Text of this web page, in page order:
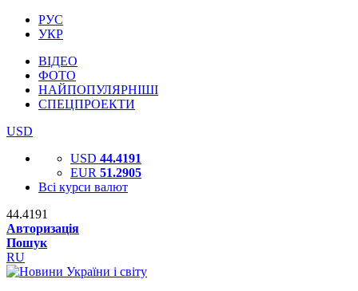
РУС
УКР
ВІДЕО
ФОТО
НАЙПОПУЛЯРНІШІ
СПЕЦПРОЕКТИ
USD
USD 44.4191
EUR 51.2905
Всі курси валют
44.4191
Авторизація
Пошук
RU